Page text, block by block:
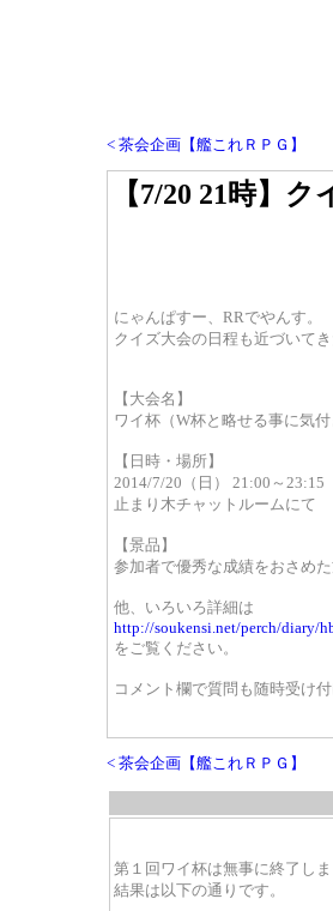
< 茶会企画【艦これＲＰＧ】
【7/20 21時】
にゃんぱすー、RRでやんす。
クイズ大会の日程も近づいて
【大会名】
ワイ杯（W杯と略せる事に気付
【日時・場所】
2014/7/20（日） 21:00～23:15
止まり木チャットルームにて
【景品】
参加者で優秀な成績をおさめ
他、いろいろ詳細は
http://soukensi.net/perch/diary/
をご覧ください。
コメント欄で質問も随時受け
< 茶会企画【艦これＲＰＧ】
第１回ワイ杯は無事に終了し
結果は以下の通りです。